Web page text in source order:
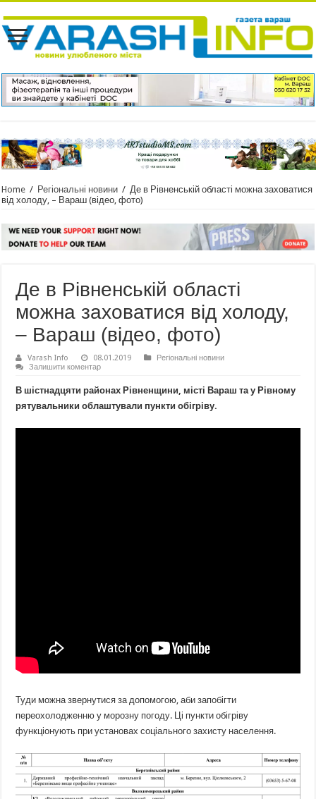
Home / Регіональні новини / Де в Рівненській області можна заховатися
від холоду, – Вараш (відео, фото)
Де в Рівненській області
можна заховатися від холоду,
– Вараш (відео, фото)
Varash Info 08.01.2019
Регіональні новини
Залишити коментар
В шістнадцяти районах Рівненщини, місті Вараш та у Рівному
рятувальники облаштували пункти обігріву.
Туди можна звернутися за допомогою, аби запобігти
переохолодженню у морозну погоду. Ці пункти обігріву
функціонують при установах соціального захисту населення.